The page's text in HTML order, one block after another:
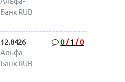
Банк RUB
12.8426
Альфа-
Банк RUB
0/ 1 /0